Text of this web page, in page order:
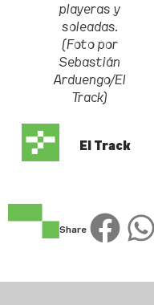
Share
playeras y
soleadas.
(Foto por
Sebastián
Arduengo/El
Track)
El Track